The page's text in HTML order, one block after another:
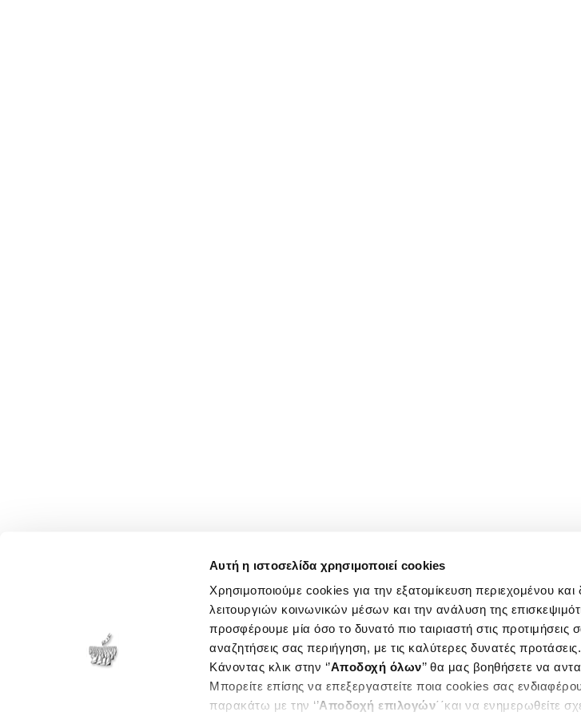
Αυτή η ιστοσελίδα χρησιμοποιεί cookies
Χρησιμοποιούμε cookies για την εξατομίκευση περιεχομένου
λειτουργιών κοινωνικών μέσων και την ανάλυση της
προσφέρουμε μία όσο το δυνατό πιο ταιριαστή στις προτιμήσεις
αναζητήσεις σας περιήγηση, με τις καλύτερες δυνατές προτάσεις.
Κάνοντας κλικ στην ‘’Αποδοχή όλων’’ θα μας βοηθήσετε να
Μπορείτε επίσης να επεξεργαστείτε ποια cookies σας
παρακάτω με την ‘’Αποδοχή επιλογών΄΄και να ενημερωθείτε